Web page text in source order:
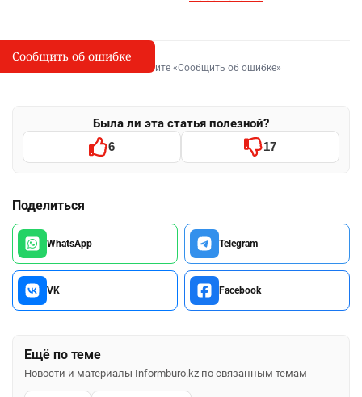
I
Сообщить об опечатке
Выделите фрагмент и нажмите «Сообщить об ошибке»
Была ли эта статья полезной?
6 17
Поделиться
WhatsApp Telegram
VK Facebook
Ещё по теме
Новости и материалы Informburo.kz по связанным темам
Сообщить об ошибке